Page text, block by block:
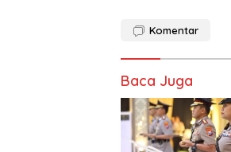
Komentar
Baca Juga